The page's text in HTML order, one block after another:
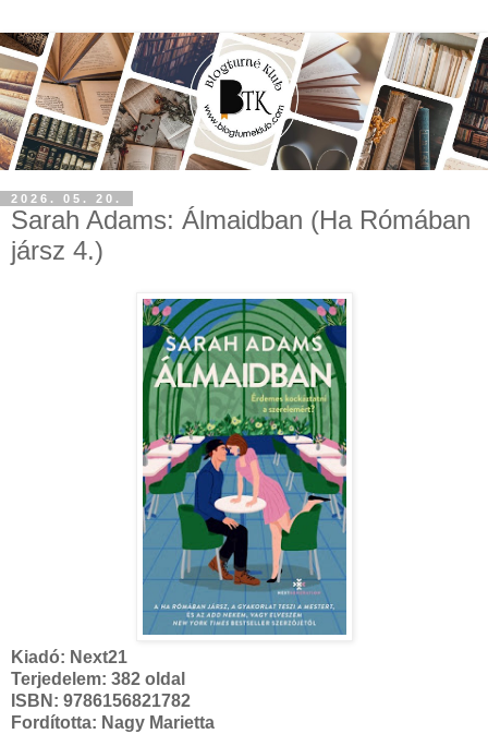
2026. 05. 20.
Sarah Adams: Álmaidban (Ha Rómában
jársz 4.)
Kiadó: Next21
Terjedelem: 382 oldal
ISBN: 9786156821782
Fordította: Nagy Marietta